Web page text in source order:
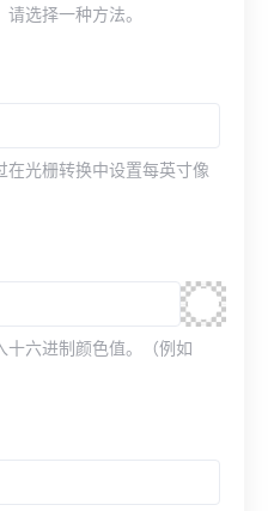
选择一种方法。
在光栅转换中设置每英寸像
六进制颜色值。（例如